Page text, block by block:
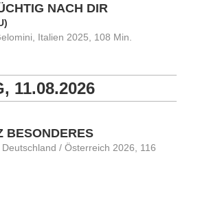
NACH DIR
Italien 2025, 108 Min.
11.08.2026
BESONDERES
/ Österreich 2026, 116